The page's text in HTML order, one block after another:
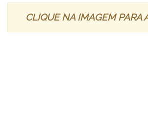
CLIQUE NA IMAGEM PARA